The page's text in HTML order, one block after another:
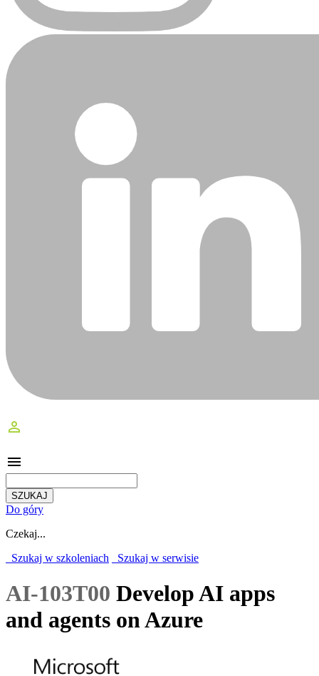
perm_identity
menu
Do góry
Czekaj...
Szukaj w szkoleniach
Szukaj w serwisie
AI-103T00 Develop AI apps
and agents on Azure